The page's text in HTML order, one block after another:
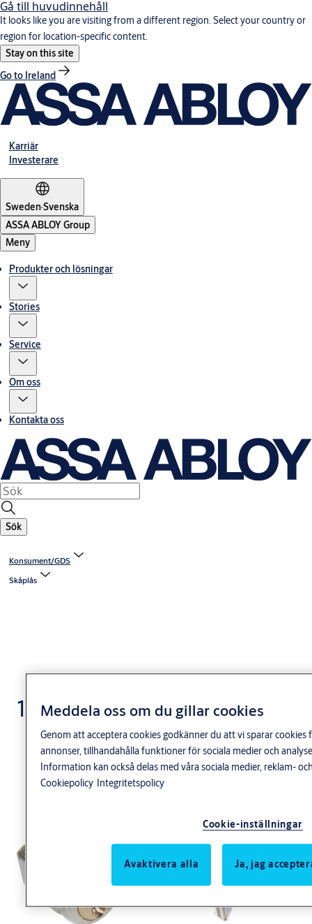
Gå till huvudinnehåll
It looks like you are visiting from a different region. Select your country or
region for location-specific content.
Stay on this site
Go to Ireland
Karriär
Investerare
Sweden·Svenska
ASSA ABLOY Group
Meny
Produkter och lösningar
Stories
Service
Om oss
Kontakta oss
Sök
Konsument/GDS
Skåplås
10450
Meddela oss om du gillar cookies
Genom att acceptera cookies godkänner du att vi sparar cookies
annonser, tillhandahålla funktioner för sociala medier och
Information kan också delas med våra sociala medier, reklam-
Cookiepolicy Integritetspolicy
Cookie-inställningar
Avaktivera alla Ja, jag